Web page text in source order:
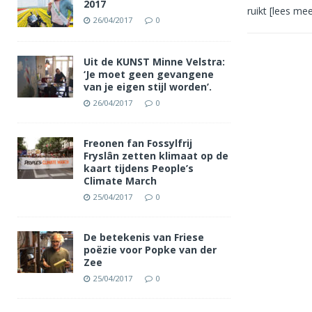
ruikt [lees
2017
26/04/2017 0
Uit de KUNST Minne Velstra:
‘Je moet geen gevangene
van je eigen stijl worden’.
26/04/2017 0
Freonen fan Fossylfrij
Fryslân zetten klimaat op de
kaart tijdens People’s
Climate March
25/04/2017 0
De betekenis van Friese
poëzie voor Popke van der
Zee
25/04/2017 0